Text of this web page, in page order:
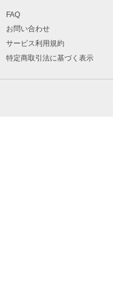
FAQ
お問い合わせ
サービス利用規約
特定商取引法に基づく表示